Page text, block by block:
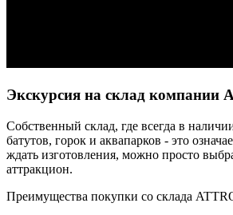
Экскурсия на склад компании
Cобственный склад, где всегда в
батутов, горок и аквапарков - это
ждать изготовления, можно просто
аттракцион.
Преимущества покупки со склада